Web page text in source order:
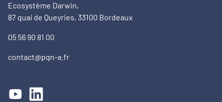
Ecosystème Darwin,
87 quai de Queyries, 33100 Bordeaux
05 56 90 81 00
contact@pqn-a.fr